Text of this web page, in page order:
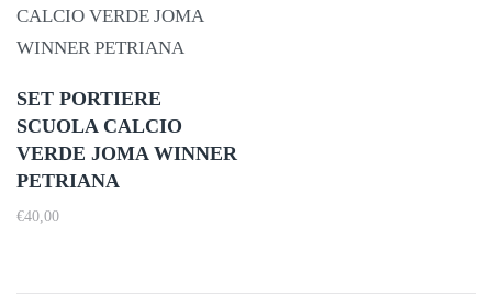
SET PORTIERE
SCUOLA CALCIO
VERDE JOMA WINNER
PETRIANA
€40,00